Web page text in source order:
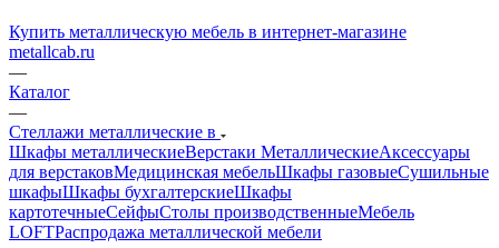
Купить металлическую мебель в интернет-магазине
metallcab.ru
—
Каталог
—
Стеллажи металлические в
Шкафы металлическиеВерстаки МеталлическиеАксессуары
для верстаковМедицинская мебельШкафы газовыеСушильные
шкафыШкафы бухгалтерскиеШкафы
картотечныеСейфыСтолы производственныеМебель
LOFTРаспродажа металлической мебели